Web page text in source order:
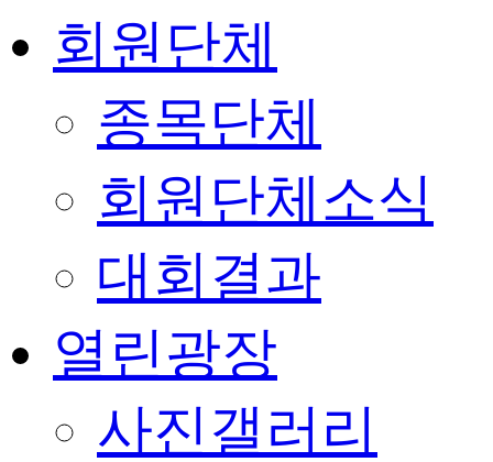
회원단체
종목단체
회원단체소식
대회결과
열린광장
사진갤러리